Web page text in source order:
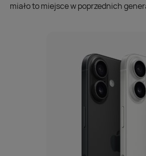
miało to miejsce w poprzednich